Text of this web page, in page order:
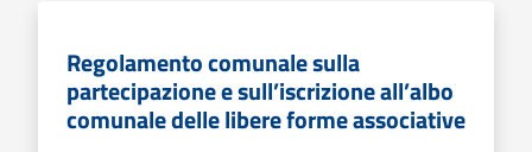
Regolamento comunale sulla
partecipazione e sull’iscrizione all’albo
comunale delle libere forme associative